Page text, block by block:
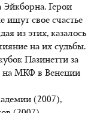
Герои
свое счастье
из этих, казалось
на их судьбы.
Пазинетти за
на МКФ в Венеции
(2007),